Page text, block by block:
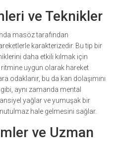
ve Teknikler
masöz tarafından
karakterizedir. Bu tip bir
daha etkili kılmak için
uygun olarak hareket
odaklanır, bu da kan dolaşımını
aynı zamanda mental
yağlar ve yumuşak bir
hale gelmesini sağlar.
ve Uzman